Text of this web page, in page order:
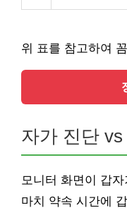
위 표를 참고하여
자가 진단
모니터 화면이 갑
마치 약속 시간에